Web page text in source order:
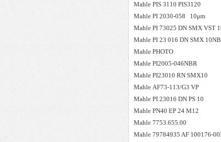
Mahle PIS 3110 PIS3120
Mahle PI 2030-058 10μm
Mahle PI 73025 DN SMX VST
Mahle PI 23 016 DN SMX
Mahle PHOTO
Mahle PI2005-046NBR
Mahle PI23010 RN SMX10
Mahle AF73-113/G3 VP
Mahle PI 23016 DN PS 10
Mahle PN40 EP 24 M12
Mahle 7753.655.00
Mahle 79784935 AF 100176-